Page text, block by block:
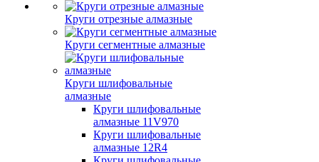
Круги отрезные алмазные
Круги сегментные алмазные
Круги шлифовальные
алмазные
Круги шлифовальные
алмазные 11V970
Круги шлифовальные
алмазные 12R4